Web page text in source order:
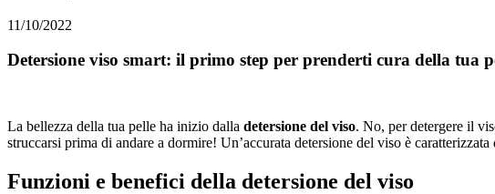
11/10/2022
Detersione viso smart: il primo step per prenderti cura della tua
La bellezza della tua pelle ha inizio dalla detersione del viso. No, per detergere il
struccarsi prima di andare a dormire! Un’accurata detersione del viso è caratterizzata
Funzioni e benefici della detersione del viso